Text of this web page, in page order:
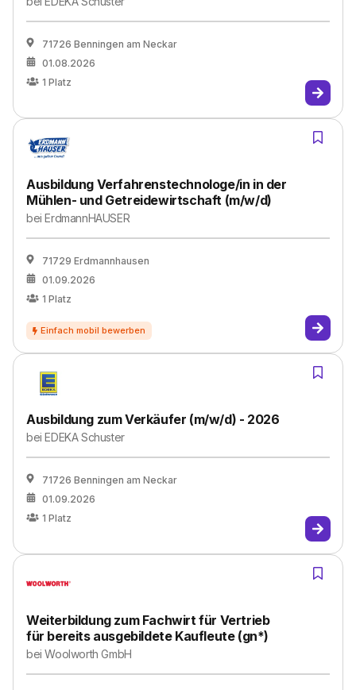
71726 Benningen am Neckar
01.08.2026
1 Platz
Ausbildung Verfahrenstechnologe/in in der
Mühlen- und Getreidewirtschaft (m/w/d)
beiErdmannHAUSER
71729 Erdmannhausen
01.09.2026
1 Platz
Ausbildung zum Verkäufer (m/w/d) - 2026
beiEDEKA Schuster
71726 Benningen am Neckar
01.09.2026
1 Platz
Weiterbildung zum Fachwirt für Vertrieb
für bereits ausgebildete Kaufleute (gn*)
beiWoolworth GmbH